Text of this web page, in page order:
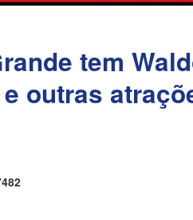
tem
outras